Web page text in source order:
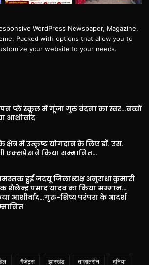
WordPress Newspaper, Magazine,
Packed with options that allow you to
your website to your needs.
प्ले स्कूल में गूंजा गुरु वंदना का स्वर…बच्चों
आशीर्वाद
क्षेत्र में उत्कृष्ट योगदान के लिए डॉ. एस.
एक्सप्रेस ने किया सम्मानित…
हुईं जदयू जिलाध्यक्ष अनुराधा कुमारी
शैलेन्द्र प्रसाद यादव का किया सम्मान…
आशीर्वाद…गुरु-शिष्य परंपरा के आदर्श
गैजेट्स झारखंड ताज़ातरीन दुनिया